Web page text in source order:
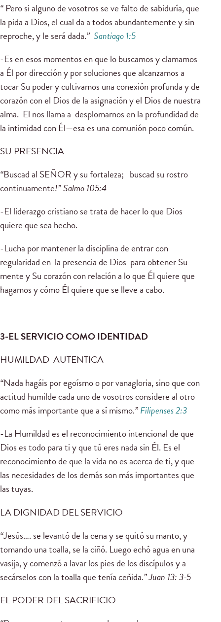
“ Pero si alguno de vosotros se ve falto de sabiduría, que
la pida a Dios, el cual da a todos abundantemente y sin
reproche, y le será dada.” Santiago 1:5
-Es en esos momentos en que lo buscamos y clamamos
a Él por dirección y por soluciones que alcanzamos a
tocar Su poder y cultivamos una conexión profunda y de
corazón con el Dios de la asignación y el Dios de nuestra
alma. El nos llama a desplomarnos en la profundidad de
la intimidad con Él—esa es una comunión poco común.
SU PRESENCIA
“Buscad al SEÑOR y su fortaleza; buscad su rostro
continuamente!” Salmo 105:4
-El liderazgo cristiano se trata de hacer lo que Dios
quiere que sea hecho.
-Lucha por mantener la disciplina de entrar con
regularidad en la presencia de Dios para obtener Su
mente y Su corazón con relación a lo que Él quiere que
hagamos y cómo Él quiere que se lleve a cabo.
3-EL SERVICIO COMO IDENTIDAD
HUMILDAD AUTENTICA
“Nada hagáis por egoísmo o por vanagloria, sino que con
actitud humilde cada uno de vosotros considere al otro
como más importante que a sí mismo.”Filipenses 2:3
-La Humildad es el reconocimiento intencional de que
Dios es todo para ti y que tú eres nada sin Él. Es el
reconocimiento de que la vida no es acerca de ti, y que
las necesidades de los demás son más importantes que
las tuyas.
LA DIGNIDAD DEL SERVICIO
“Jesús…. se levantó de la cena y se quitó su manto, y
tomando una toalla, se la ciñó. Luego echó agua en una
vasija, y comenzó a lavar los pies de los discípulos y a
secárselos con la toalla que tenía ceñida.” Juan 13: 3-5
EL PODER DEL SACRIFICIO